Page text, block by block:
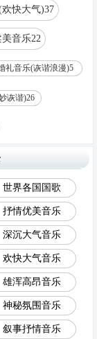
快大气)37
音乐22
礼音乐(诙谐浪漫)5
诙谐)26
世界各国国歌
抒情优美音乐
深沉大气音乐
欢快大气音乐
雄浑高昂音乐
神秘氛围音乐
叙事抒情音乐